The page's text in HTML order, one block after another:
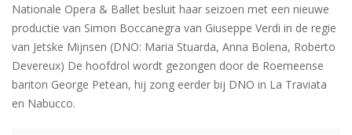
Nationale Opera & Ballet besluit haar seizoen met een nieuwe
productie van Simon Boccanegra van Giuseppe Verdi in de regie
van Jetske Mijnsen (DNO: Maria Stuarda, Anna Bolena, Roberto
Devereux) De hoofdrol wordt gezongen door de Roemeense
bariton George Petean, hij zong eerder bij DNO in La Traviata
en Nabucco.